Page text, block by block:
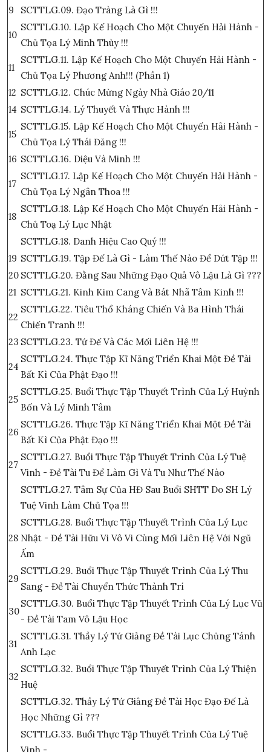
9
SCTTLG.09. Đạo Tràng Là Gì !!!
10
SCTTLG.10. Lập Kế Hoạch Cho Một Chuyến Hải Hành -
Chủ Tọa Lý Minh Thùy !!!
11
SCTTLG.11. Lập Kế Hoạch Cho Một Chuyến Hải Hành -
Chủ Tọa Lý Phương Anh!!! (Phần 1)
12 SCTTLG.12. Chúc Mừng Ngày Nhà Giáo 20/11
14 SCTTLG.14. Lý Thuyết Và Thực Hành !!!
15
SCTTLG.15. Lập Kế Hoạch Cho Một Chuyến Hải Hành -
Chủ Tọa Lý Thái Đăng !!!
16 SCTTLG.16. Diệu Và Minh !!!
17
SCTTLG.17. Lập Kế Hoạch Cho Một Chuyến Hải Hành -
Chủ Tọa Lý Ngân Thoa !!!
18
SCTTLG.18. Lập Kế Hoạch Cho Một Chuyến Hải Hành -
Chủ Toạ Lý Lục Nhật
SCTTLG.18. Danh Hiệu Cao Quý !!!
19 SCTTLG.19. Tập Đế Là Gì - Làm Thế Nào Để Dứt Tập !!!
20 SCTTLG.20. Đằng Sau Những Đạo Quả Vô Lậu Là Gì ???
21 SCTTLG.21. Kinh Kim Cang Và Bát Nhã Tâm Kinh !!!
22
SCTTLG.22. Tiêu Thổ Kháng Chiến Và Ba Hình Thái
Chiến Tranh !!!
23 SCTTLG.23. Tứ Đế Và Các Mối Liên Hệ !!!
24
SCTTLG.24. Thực Tập Kĩ Năng Triển Khai Một Đề Tài
Bất Kì Của Phật Đạo !!!
25
SCTTLG.25. Buổi Thực Tập Thuyết Trình Của Lý Huỳnh
Bốn Và Lý Minh Tâm
26
SCTTLG.26. Thực Tập Kĩ Năng Triển Khai Một Đề Tài
Bất Kì Của Phật Đạo !!!
27
SCTTLG.27. Buổi Thực Tập Thuyết Trình Của Lý Tuệ
Vinh - Đề Tài Tu Để Làm Gì Và Tu Như Thế Nào
SCTTLG.27. Tâm Sự Của HĐ Sau Buổi SHTT Do SH Lý
Tuệ Vinh Làm Chủ Tọa !!!
28
SCTTLG.28. Buổi Thực Tập Thuyết Trình Của Lý Lục
Nhật - Đề Tài Hữu Vi Vô Vi Cùng Mối Liên Hệ Với Ngũ
Ấm
29
SCTTLG.29. Buổi Thực Tập Thuyết Trình Của Lý Thu
Sang - Đề Tài Chuyển Thức Thành Trí
30
SCTTLG.30. Buổi Thực Tập Thuyết Trình Của Lý Lục Vũ
- Đề Tài Tam Vô Lậu Học
31
SCTTLG.31. Thầy Lý Tứ Giảng Đề Tài Lục Chủng Tánh
Anh Lạc
32
SCTTLG.32. Buổi Thực Tập Thuyết Trình Của Lý Thiện
Huệ
SCTTLG.32. Thầy Lý Tứ Giảng Đề Tài Học Đạo Đế Là
Học Những Gì ???
SCTTLG.33. Buổi Thực Tập Thuyết Trình Của Lý Tuệ